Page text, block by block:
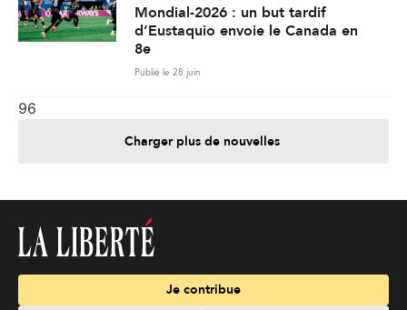
Mondial-2026 : un but tardif
d’Eustaquio envoie le Canada en
8e
Publié le 28 juin
96
Charger plus de nouvelles
Je contribue